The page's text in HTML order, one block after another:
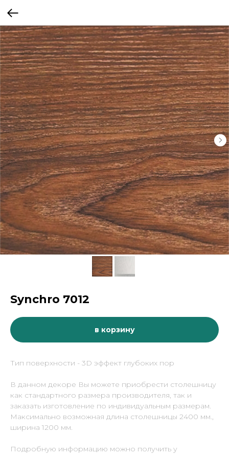
Synchro 7012
в корзину
Тип поверхности - 3D эффект глубоких пор
В данном декоре Вы можете приобрести столешницу
как стандартного размера производителя, так и
заказать изготовление по индивидуальным размерам.
Максимально возможная длина столешницы 2400 мм.,
ширина 1200 мм.
Подробную информацию можно получить у